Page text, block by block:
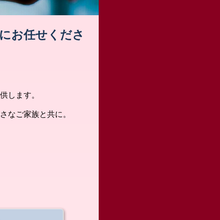
お任せくださ
します。
なご家族と共に。